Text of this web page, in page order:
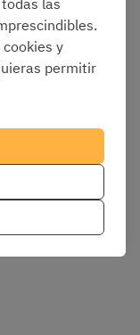
las
cookies y
permitir